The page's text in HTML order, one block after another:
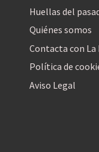
Huellas del
Quiénes somos
Contacta con La
Política de
Aviso Legal